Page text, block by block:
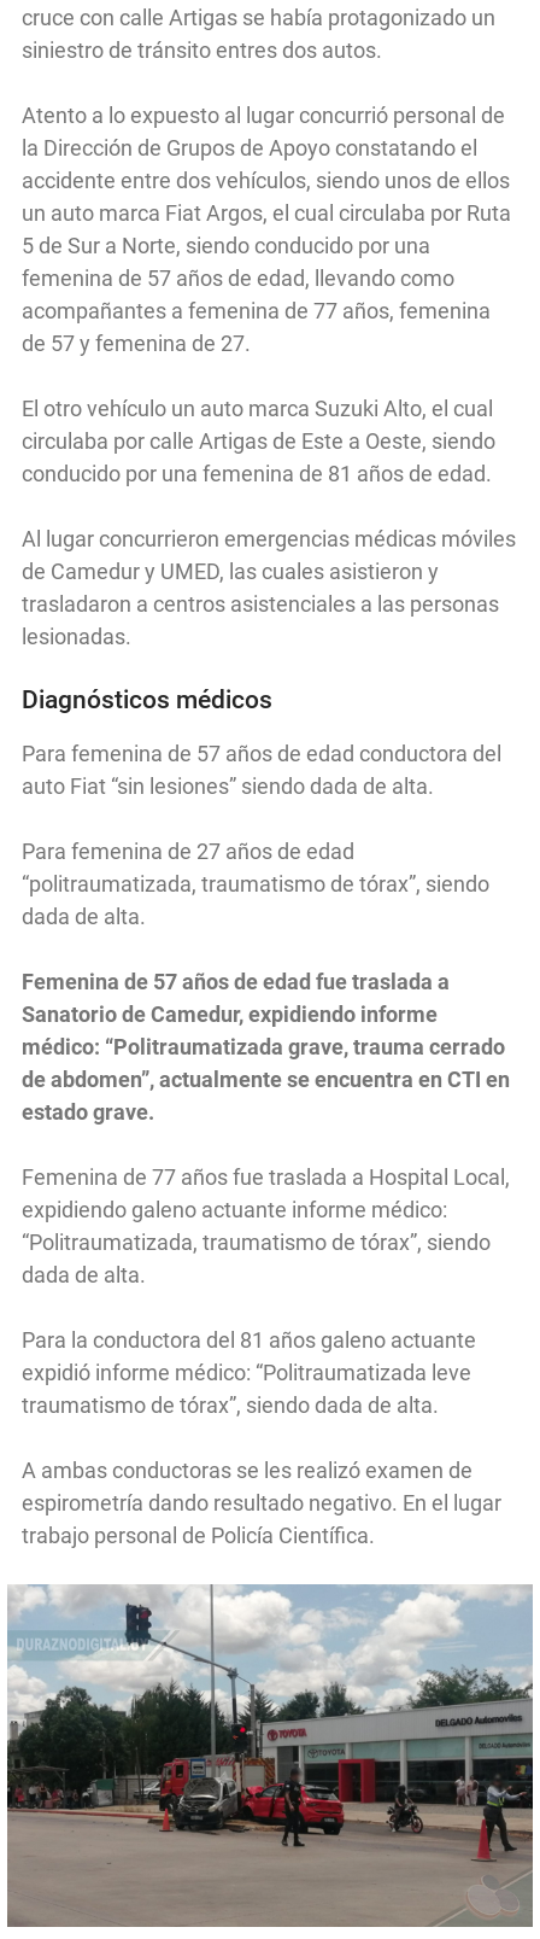
cruce con calle Artigas se había protagonizado un
siniestro de tránsito entres dos autos.
Atento a lo expuesto al lugar concurrió personal de
la Dirección de Grupos de Apoyo constatando el
accidente entre dos vehículos, siendo unos de ellos
un auto marca Fiat Argos, el cual circulaba por Ruta
5 de Sur a Norte, siendo conducido por una
femenina de 57 años de edad, llevando como
acompañantes a femenina de 77 años, femenina
de 57 y femenina de 27.
El otro vehículo un auto marca Suzuki Alto, el cual
circulaba por calle Artigas de Este a Oeste, siendo
conducido por una femenina de 81 años de edad.
Al lugar concurrieron emergencias médicas móviles
de Camedur y UMED, las cuales asistieron y
trasladaron a centros asistenciales a las personas
lesionadas.
Diagnósticos médicos
Para femenina de 57 años de edad conductora del
auto Fiat “sin lesiones” siendo dada de alta.
Para femenina de 27 años de edad
“politraumatizada, traumatismo de tórax”, siendo
dada de alta.
Femenina de 57 años de edad fue traslada a
Sanatorio de Camedur, expidiendo informe
médico: “Politraumatizada grave, trauma cerrado
de abdomen”, actualmente se encuentra en CTI en
estado grave.
Femenina de 77 años fue traslada a Hospital Local,
expidiendo galeno actuante informe médico:
“Politraumatizada, traumatismo de tórax”, siendo
dada de alta.
Para la conductora del 81 años galeno actuante
expidió informe médico: “Politraumatizada leve
traumatismo de tórax”, siendo dada de alta.
A ambas conductoras se les realizó examen de
espirometría dando resultado negativo. En el lugar
trabajo personal de Policía Científica.